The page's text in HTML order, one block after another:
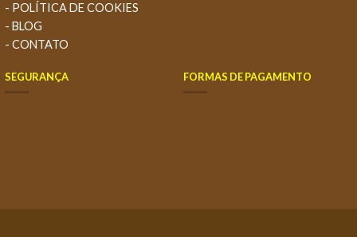
- POLÍTICA DE COOKIES
- BLOG
- CONTATO
SEGURANÇA FORMAS DE PAGAMENTO